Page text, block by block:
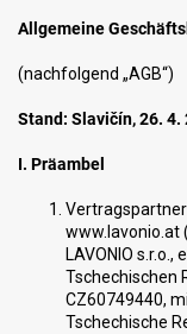
Allgemeine
(nachfolgend „AGB“)
Stand: Slavičín, 26. 4.
I. Präambel
www.lavonio.at
LAVONIO
Tschechischen
CZ60749440,
Tschechische